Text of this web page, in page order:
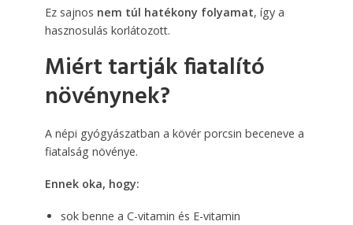
Ez sajnos nem túl hatékony folyamat, így a
hasznosulás korlátozott.
Miért tartják fiatalító
növénynek?
A népi gyógyászatban a kövér porcsin beceneve a
fiatalság növénye.
Ennek oka, hogy:
sok benne a C-vitamin és E-vitamin